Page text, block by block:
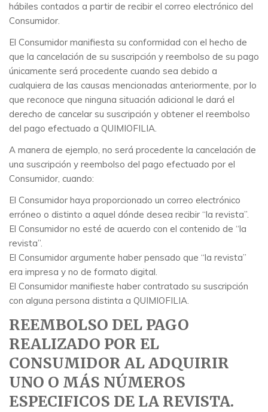
hábiles contados a partir de recibir el correo electrónico del
Consumidor.
El Consumidor manifiesta su conformidad con el hecho de
que la cancelación de su suscripción y reembolso de su pago
únicamente será procedente cuando sea debido a
cualquiera de las causas mencionadas anteriormente, por lo
que reconoce que ninguna situación adicional le dará el
derecho de cancelar su suscripción y obtener el reembolso
del pago efectuado a QUIMIOFILIA.
A manera de ejemplo, no será procedente la cancelación de
una suscripción y reembolso del pago efectuado por el
Consumidor, cuando:
El Consumidor haya proporcionado un correo electrónico
erróneo o distinto a aquel dónde desea recibir “la revista”.
El Consumidor no esté de acuerdo con el contenido de “la
revista”.
El Consumidor argumente haber pensado que “la revista”
era impresa y no de formato digital.
El Consumidor manifieste haber contratado su suscripción
con alguna persona distinta a QUIMIOFILIA.
REEMBOLSO DEL PAGO
REALIZADO POR EL
CONSUMIDOR AL ADQUIRIR
UNO O MÁS NÚMEROS
ESPECIFICOS DE LA REVISTA.